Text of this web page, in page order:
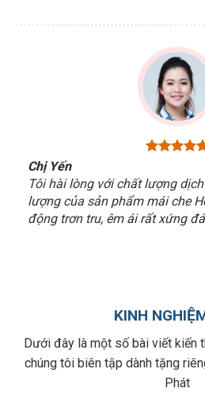
Chị Yến
Tôi hài lòng với chất lượng
lượng của sản phẩm mái che
động trơn tru, êm ái rất xứng
KINH
Dưới đây là một số bài viết kiến
chúng tôi biên tập dành tặng
Phát